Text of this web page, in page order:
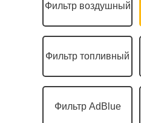
Фильтр AdBlue
Фильтр топливный
Фильтр воздушный